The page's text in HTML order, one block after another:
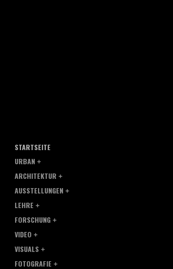
STARTSEITE
URBAN
ARCHITEKTUR
AUSSTELLUNGEN
LEHRE
FORSCHUNG
VIDEO
VISUALS
FOTOGRAFIE